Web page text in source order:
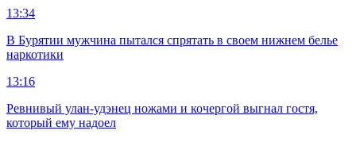
13:34
В Бурятии мужчина пытался спрятать в своем нижнем белье
наркотики
13:16
Ревнивый улан-удэнец ножами и кочергой выгнал гостя,
который ему надоел